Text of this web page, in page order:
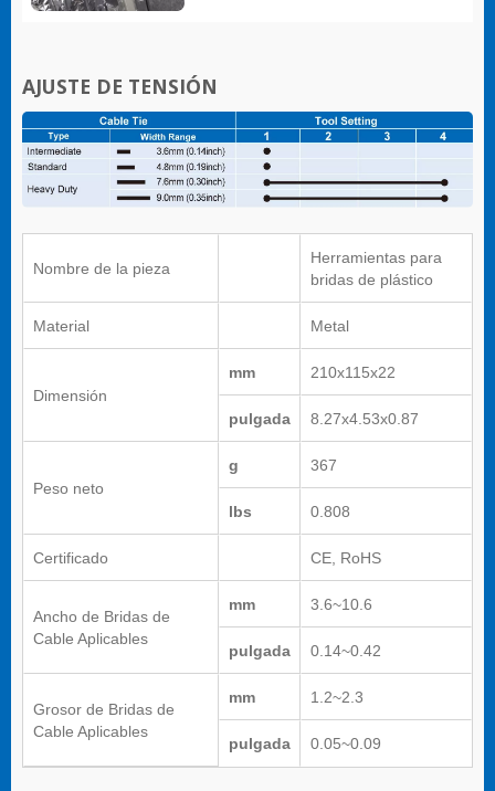
AJUSTE DE TENSIÓN
Nombre de la pieza
Herramientas para
bridas de plástico
Material Metal
Dimensión
mm 210x115x22
pulgada 8.27x4.53x0.87
Peso neto
g 367
lbs 0.808
Certificado CE, RoHS
Ancho de Bridas de
Cable Aplicables
mm 3.6~10.6
pulgada 0.14~0.42
Grosor de Bridas de
Cable Aplicables
mm 1.2~2.3
pulgada 0.05~0.09